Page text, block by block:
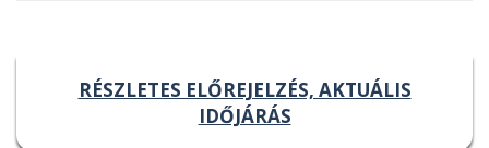
RÉSZLETES ELŐREJELZÉS, AKTUÁLIS
IDŐJÁRÁS